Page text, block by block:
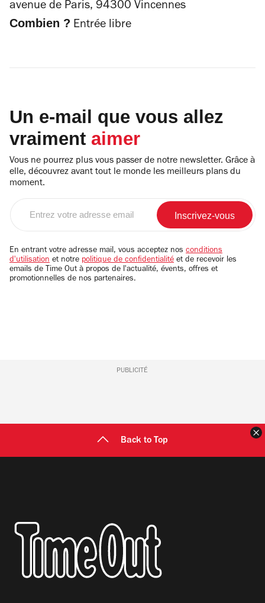
avenue de Paris, 94300 Vincennes
Combien ? Entrée libre
Un e-mail que vous allez
vraiment aimer
Vous ne pourrez plus vous passer de notre newsletter. Grâce à
elle, découvrez avant tout le monde les meilleurs plans du
moment.
email
En entrant votre adresse mail, vous acceptez nos conditions
d'utilisation et notre politique de confidentialité et de recevoir les
emails de Time Out à propos de l'actualité, évents, offres et
promotionnelles de nos partenaires.
PUBLICITÉ
Back to Top